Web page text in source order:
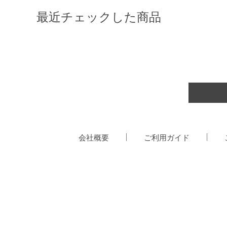
最近チェックした商品
会社概要 ご利用ガイド